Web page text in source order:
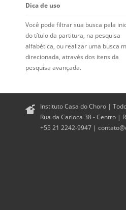
Dica de uso
Você pode filtrar sua busca pela
do título da partitura, na pesquisa
alfabética, ou realizar uma busca
direcionada, através dos itens da
pesquisa avançada.
Instituto Casa do Choro |
Rua da Carioca 38 - Centro |
+55 21 2242-9947 |